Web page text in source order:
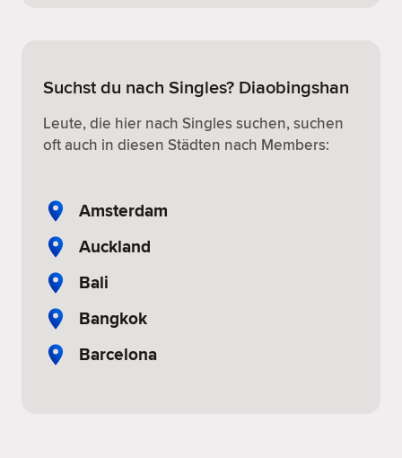
Suchst du nach Singles? Diaobingshan
Leute, die hier nach Singles suchen, suchen
oft auch in diesen Städten nach Members:
Amsterdam
Auckland
Bali
Bangkok
Barcelona